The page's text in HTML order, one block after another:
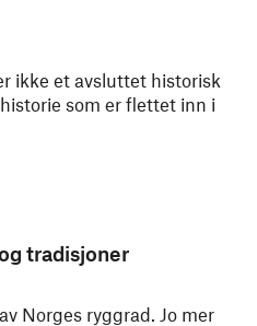
ikke et avsluttet historisk
som er flettet inn i
tradisjoner
Norges ryggrad. Jo mer